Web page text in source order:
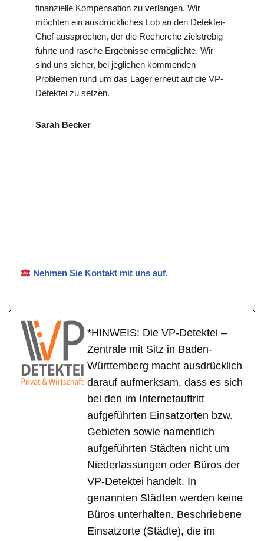
finanzielle Kompensation zu verlangen. Wir
möchten ein ausdrückliches Lob an den Detektei-
Chef aussprechen, der die Recherche zielstrebig
führte und rasche Ergebnisse ermöglichte. Wir
sind uns sicher, bei jeglichen kommenden
Problemen rund um das Lager erneut auf die VP-
Detektei zu setzen.
Sarah Becker
Nehmen Sie Kontakt mit uns auf.
*HINWEIS: Die VP-Detektei –
Zentrale mit Sitz in Baden-
Württemberg macht ausdrücklich
darauf aufmerksam, dass es sich
bei den im Internetauftritt
aufgeführten Einsatzorten bzw.
Gebieten sowie namentlich
aufgeführten Städten nicht um
Niederlassungen oder Büros der
VP-Detektei handelt. In
genannten Städten werden keine
Büros unterhalten. Beschriebene
Einsatzorte (Städte), die im